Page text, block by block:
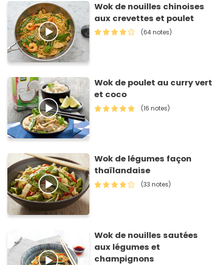
Wok de nouilles chinoises
aux crevettes et poulet
(64 notes)
Wok de poulet au curry vert
et coco
(16 notes)
Wok de légumes façon
thaïlandaise
(33 notes)
Wok de nouilles sautées
aux légumes et
champignons